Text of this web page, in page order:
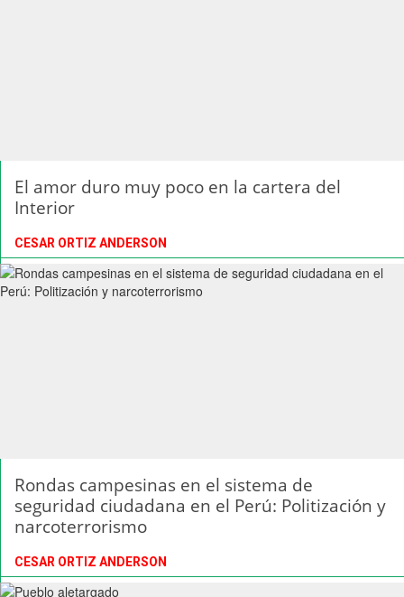
El amor duro muy poco en la cartera del
Interior
CESAR ORTIZ ANDERSON
Rondas campesinas en el sistema de
seguridad ciudadana en el Perú: Politización y
narcoterrorismo
CESAR ORTIZ ANDERSON